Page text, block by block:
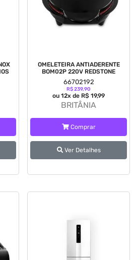
OMELETEIRA ANTIADERENTE
BOM02P 220V REDSTONE
66702192
R$ 239,90
ou 12x de R$ 19,99
BRITÂNIA
Comprar
Ver Detalhes